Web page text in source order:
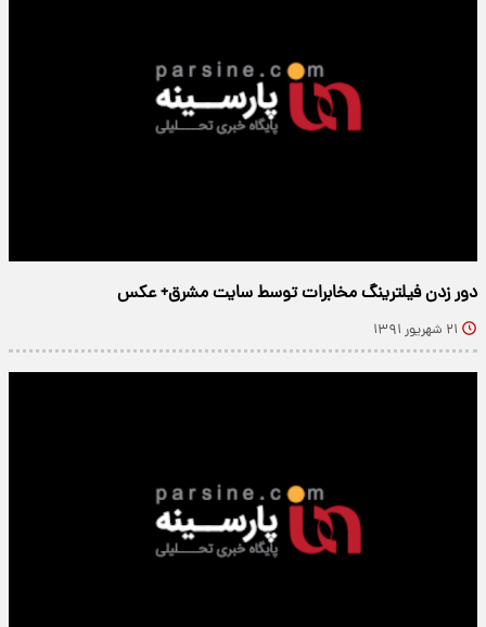
دور زدن فیلترینگ مخابرات توسط سایت مشرق+ عکس
۲۱ شهریور ۱۳۹۱